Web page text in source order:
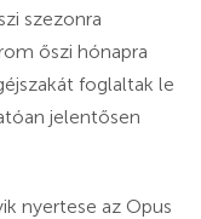
szezonra
őszi hónapra
foglaltak le
jelentősen
nyertese az Opus